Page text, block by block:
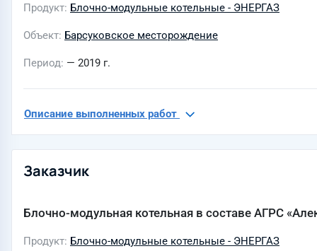
Продукт Блочно-модульные котельные - ЭНЕРГАЗ
Объект Барсуковское месторождение
Период — 2019 г.
Описание выполненных работ
Заказчик
Блочно-модульная котельная в составе АГРС
Продукт Блочно-модульные котельные - ЭНЕРГАЗ